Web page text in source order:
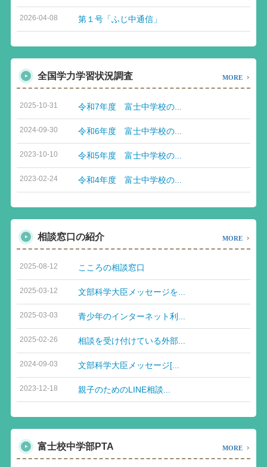
2026-04-08 第１号「ふじ中通信」
全国学力学習状況調査 MORE
2025-10-31 令和7年度 富士中学校の...
2024-09-30 令和6年度 富士中学校の...
2023-10-10 令和5年度 富士中学校の...
2023-02-24 令和4年度 富士中学校の...
相談窓口の紹介 MORE
2025-08-12 こころの相談窓口
2025-03-12 文部科学大臣メッセージを...
2025-03-03 青少年のインターネット利...
2025-02-26 相談を受け付けている外部...
2024-09-03 文部科学大臣メッセージ[...
2023-12-18 親子のためのLINE相談...
富士校中学部PTA MORE